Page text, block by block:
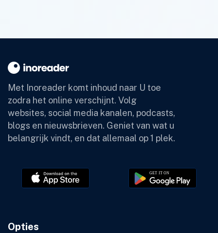
Met Inoreader komt inhoud naar U toe
zodra het online verschijnt. Volg
websites, social media kanalen, podcasts,
blogs en nieuwsbrieven. Geniet van wat u
belangrijk vindt, en dat allemaal op 1 plek.
Opties